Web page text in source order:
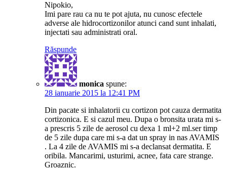
Nipokio,
Imi pare rau ca nu te pot ajuta, nu cunosc efectele
adverse ale hidrocortizonilor atunci cand sunt inhalati,
injectati sau administrati oral.
Răspunde
monica spune:
28 ianuarie 2015 la 12:41 PM
Din pacate si inhalatorii cu cortizon pot cauza dermatita
cortizonica. E si cazul meu. Dupa o bronsita urata mi s-
a prescris 5 zile de aerosol cu dexa 1 ml+2 ml.ser timp
de 5 zile dupa care mi s-a dat un spray in nas AVAMIS
. La 4 zile de AVAMIS mi s-a declansat dermatita. E
oribila. Mancarimi, usturimi, acnee, fata care strange.
Groaznic.